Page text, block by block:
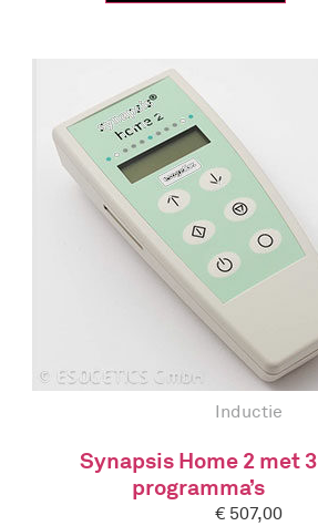
Inductie
Synapsis Home 2 met 3
programma’s
€507,00